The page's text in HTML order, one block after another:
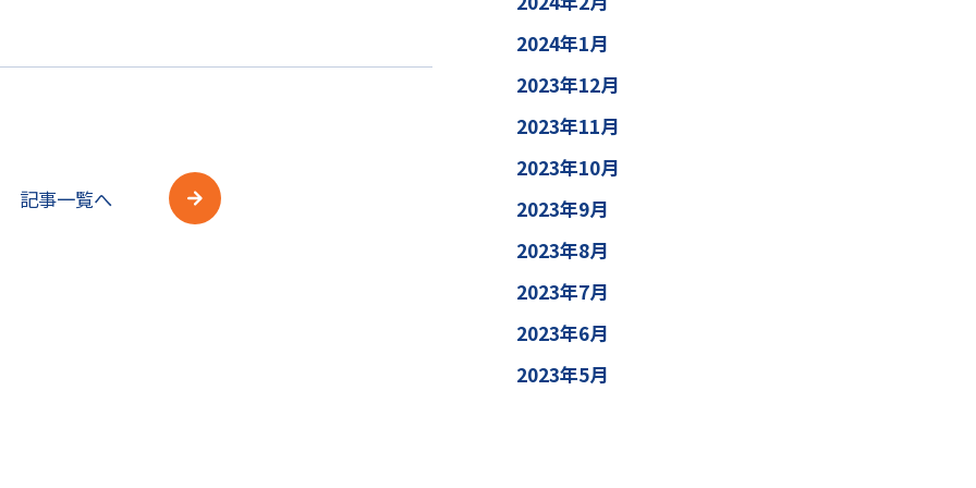
記事一覧へ
2024年1月
2023年12月
2023年11月
2023年10月
2023年9月
2023年8月
2023年7月
2023年6月
2023年5月